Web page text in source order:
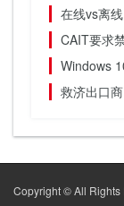
在线vs离
CAIT要求
Windows
救济出口
Copyright © All Rights